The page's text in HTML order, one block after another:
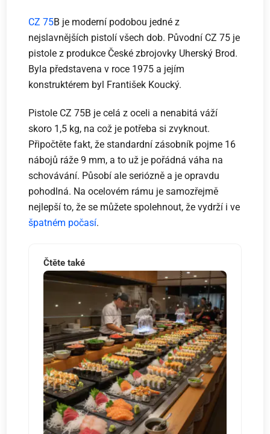
CZ 75B je moderní podobou jedné z
nejslavnějších pistolí všech dob. Původní CZ 75 je
pistole z produkce České zbrojovky Uherský Brod.
Byla představena v roce 1975 a jejím
konstruktérem byl František Koucký.
Pistole CZ 75B je celá z oceli a nenabitá váží
skoro 1,5 kg, na což je potřeba si zvyknout.
Připočtěte fakt, že standardní zásobník pojme 16
nábojů ráže 9 mm, a to už je pořádná váha na
schovávání. Působí ale seriózně a je opravdu
pohodlná. Na ocelovém rámu je samozřejmě
nejlepší to, že se můžete spolehnout, že vydrží i ve
špatném počasí.
Čtěte také